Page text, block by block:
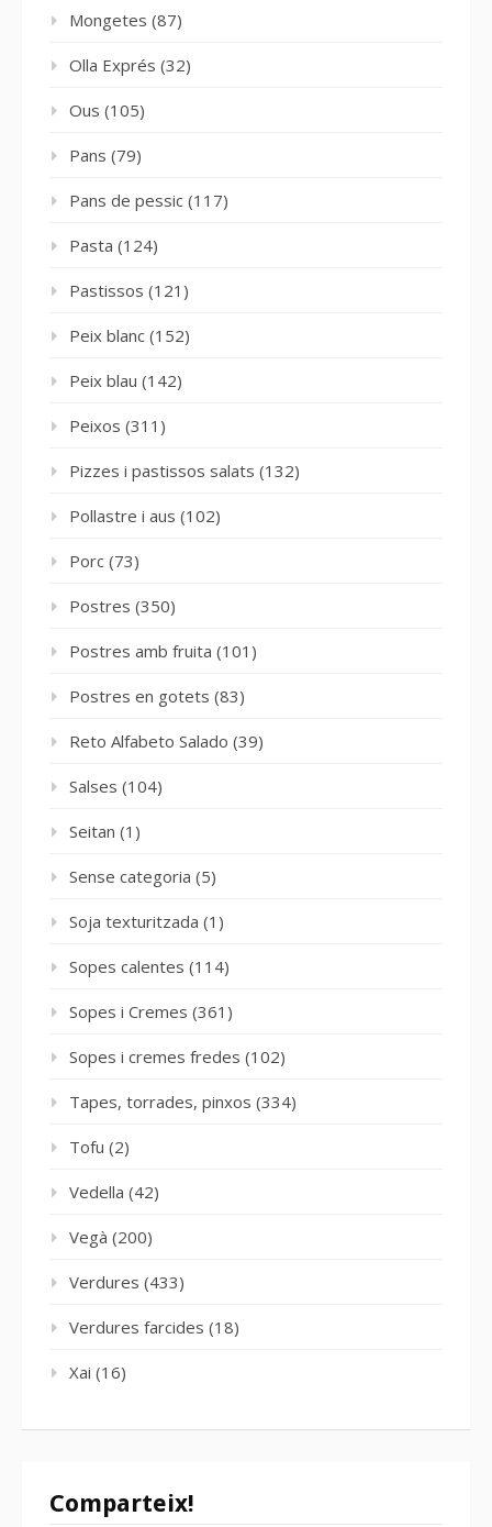
Mongetes (87)
Olla Exprés (32)
Ous (105)
Pans (79)
Pans de pessic (117)
Pasta (124)
Pastissos (121)
Peix blanc (152)
Peix blau (142)
Peixos (311)
Pizzes i pastissos salats (132)
Pollastre i aus (102)
Porc (73)
Postres (350)
Postres amb fruita (101)
Postres en gotets (83)
Reto Alfabeto Salado (39)
Salses (104)
Seitan (1)
Sense categoria (5)
Soja texturitzada (1)
Sopes calentes (114)
Sopes i Cremes (361)
Sopes i cremes fredes (102)
Tapes, torrades, pinxos (334)
Tofu (2)
Vedella (42)
Vegà (200)
Verdures (433)
Verdures farcides (18)
Xai (16)
Comparteix!